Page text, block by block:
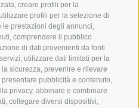
creare profili per la
profili per la selezione di
le prestazioni degli annunci,
comprendere il pubblico
di dati provenienti da fonti
utilizzare dati limitati per la
sicurezza, prevenire e rilevare
pubblicità e contenuto,
privacy, abbinare e combinare
collegare diversi dispositivi,